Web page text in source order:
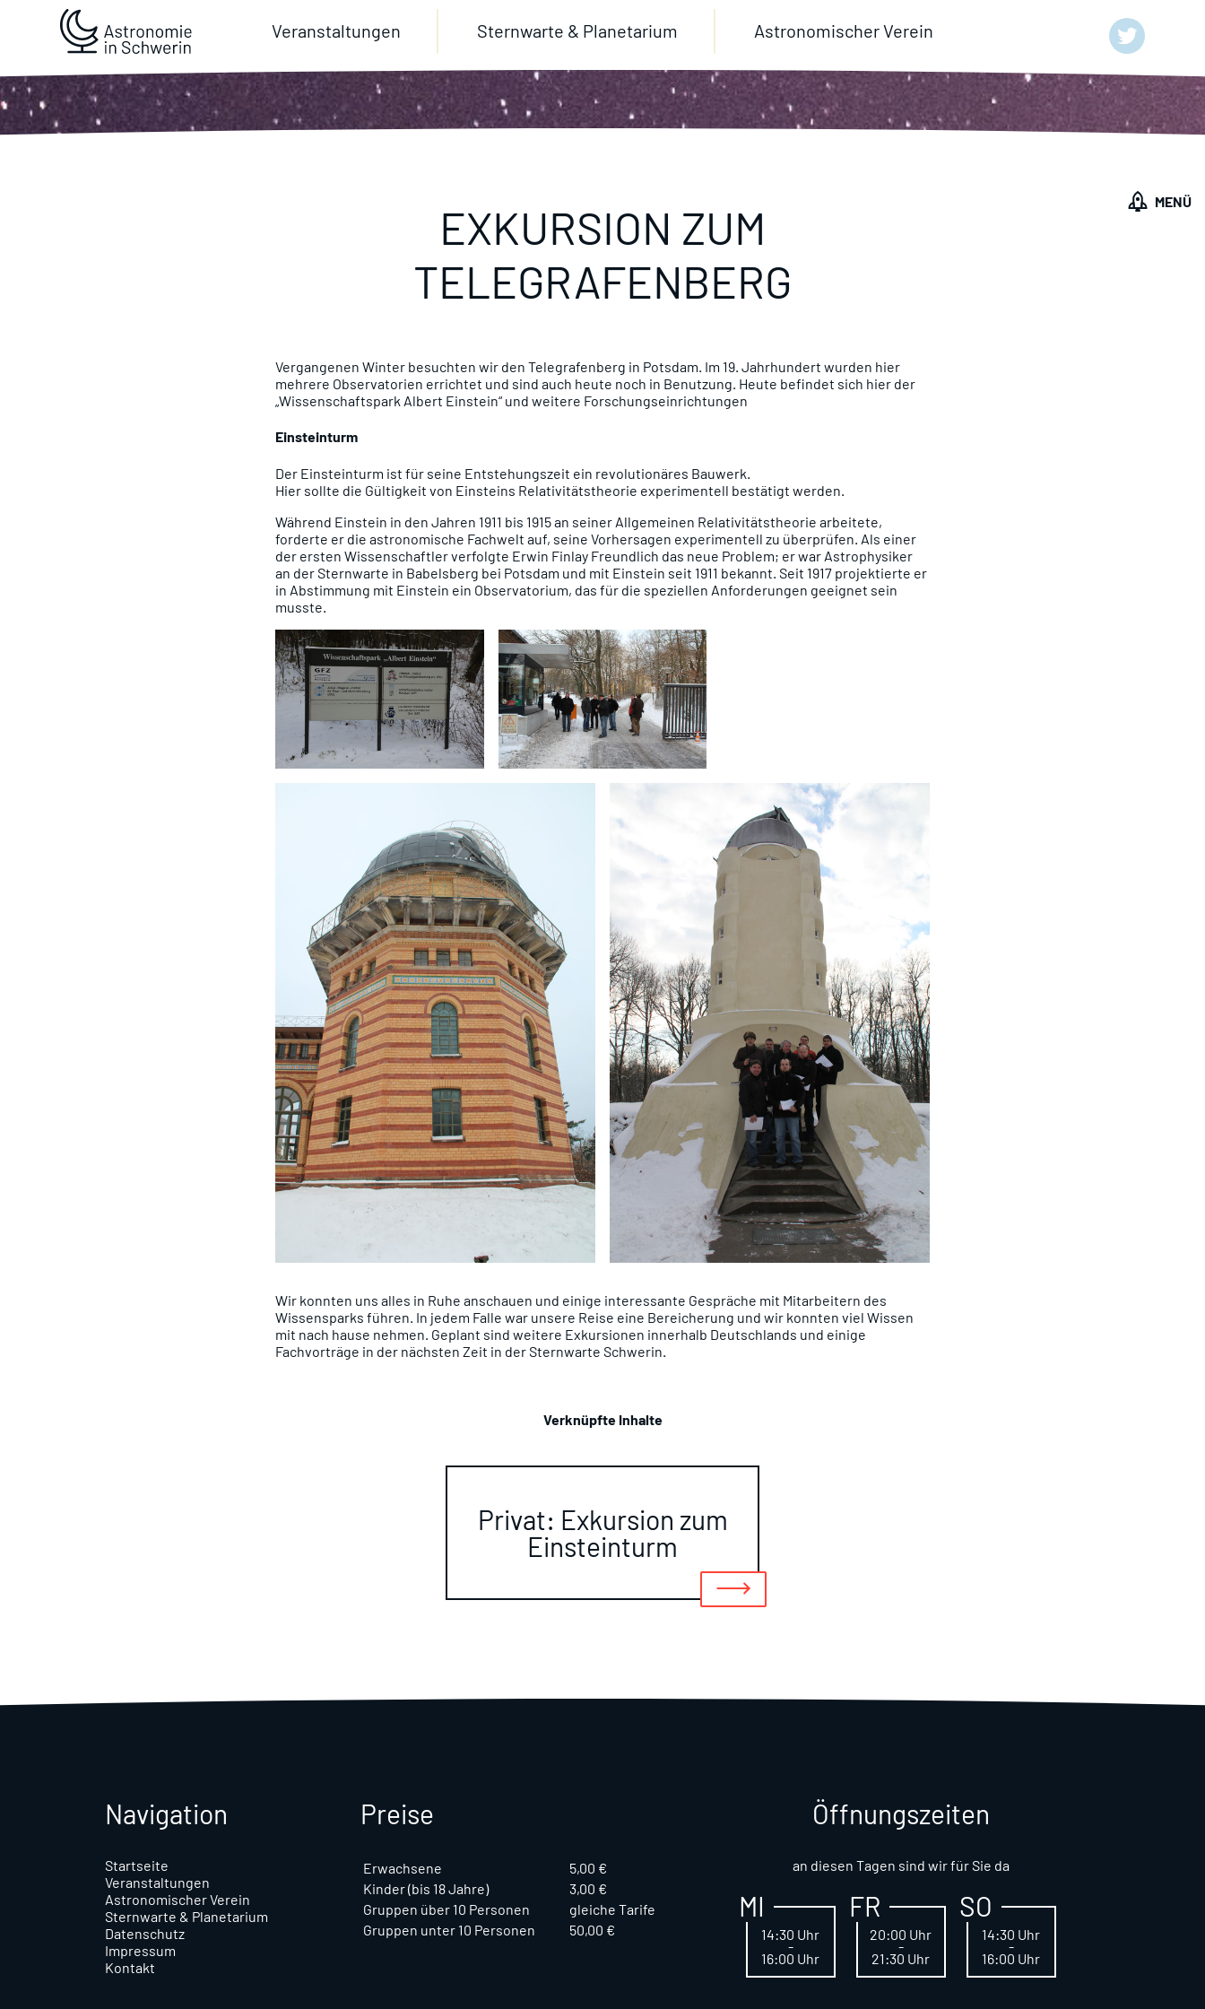
Veranstaltungen Sternwarte & Planetarium Astronomischer Verein
MENÜ
EXKURSION ZUM
TELEGRAFENBERG
Vergangenen Winter besuchten wir den Telegrafenberg in Potsdam. Im 19. Jahrhundert wurden hier
mehrere Observatorien errichtet und sind auch heute noch in Benutzung. Heute befindet sich hier der
„Wissenschaftspark Albert Einstein“ und weitere Forschungseinrichtungen
Einsteinturm
Der Einsteinturm ist für seine Entstehungszeit ein revolutionäres Bauwerk.
Hier sollte die Gültigkeit von Einsteins Relativitätstheorie experimentell bestätigt werden.
Während Einstein in den Jahren 1911 bis 1915 an seiner Allgemeinen Relativitätstheorie arbeitete,
forderte er die astronomische Fachwelt auf, seine Vorhersagen experimentell zu überprüfen. Als einer
der ersten Wissenschaftler verfolgte Erwin Finlay Freundlich das neue Problem; er war Astrophysiker
an der Sternwarte in Babelsberg bei Potsdam und mit Einstein seit 1911 bekannt. Seit 1917 projektierte er
in Abstimmung mit Einstein ein Observatorium, das für die speziellen Anforderungen geeignet sein
musste.
Wir konnten uns alles in Ruhe anschauen und einige interessante Gespräche mit Mitarbeitern des
Wissensparks führen. In jedem Falle war unsere Reise eine Bereicherung und wir konnten viel Wissen
mit nach hause nehmen. Geplant sind weitere Exkursionen innerhalb Deutschlands und einige
Fachvorträge in der nächsten Zeit in der Sternwarte Schwerin.
Verknüpfte Inhalte
Privat: Exkursion zum
Einsteinturm
Navigation
Startseite
Veranstaltungen
Astronomischer Verein
Sternwarte & Planetarium
Datenschutz
Impressum
Kontakt
Preise
Erwachsene
5,00 €
Kinder (bis 18 Jahre)
3,00 €
Gruppen über 10 Personen
gleiche Tarife
Gruppen unter 10 Personen
50,00 €
Öffnungszeiten
an diesen Tagen sind wir für Sie da
MI
14:30 Uhr
-
16:00 Uhr
FR
20:00 Uhr
-
21:30 Uhr
SO
14:30 Uhr
-
16:00 Uhr